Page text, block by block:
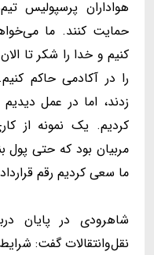
هواداران پرسپولیس
حمایت کنند. ما
کنیم و خدا را شکر تا
را در آکادمی حاکم
زدند، اما در عمل
کردیم. یک نمونه از
مربیان بود که حتی پول
ما سعی کردیم رقم
شاهرودی در پایان
نقل‌وانتقالات گفت: